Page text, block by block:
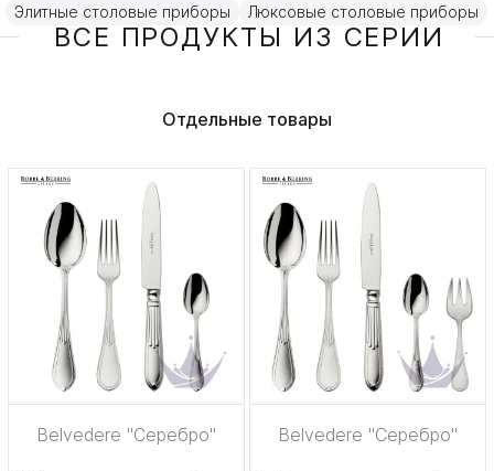
Элитные столовые приборы
Люксовые столовые приборы
ВСЕ ПРОДУКТЫ ИЗ СЕРИИ
Отдельные товары
Belvedere "Серебро" Belvedere "Серебро"